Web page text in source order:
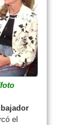
el